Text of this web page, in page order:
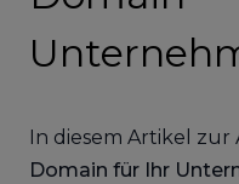
In diesem Artikel zur
Domain für Ihr